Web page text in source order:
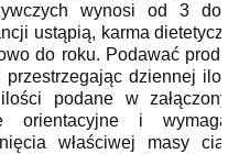
wynosi od 3 do
ustąpią, karma
do roku. Podawać
dziennej
podane w
orientacyjne i
właściwej masy